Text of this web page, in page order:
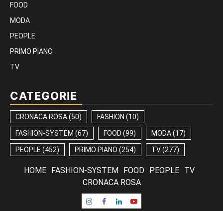
FOOD
MODA
PEOPLE
PRIMO PIANO
TV
CATEGORIE
CRONACA ROSA(50) FASHION (10)
FASHION-SYSTEM (67) FOOD (99) MODA(17)
PEOPLE (452) PRIMO PIANO (254) TV(277)
HOME FASHION-SYSTEM FOOD PEOPLE
TV
CRONACA ROSA
Instagram
Facebook
LinkedinYoutube